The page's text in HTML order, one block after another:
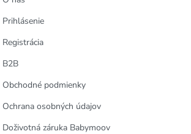
Prihlásenie
Registrácia
B2B
Obchodné podmienky
Ochrana osobných údajov
Doživotná záruka Babymoov